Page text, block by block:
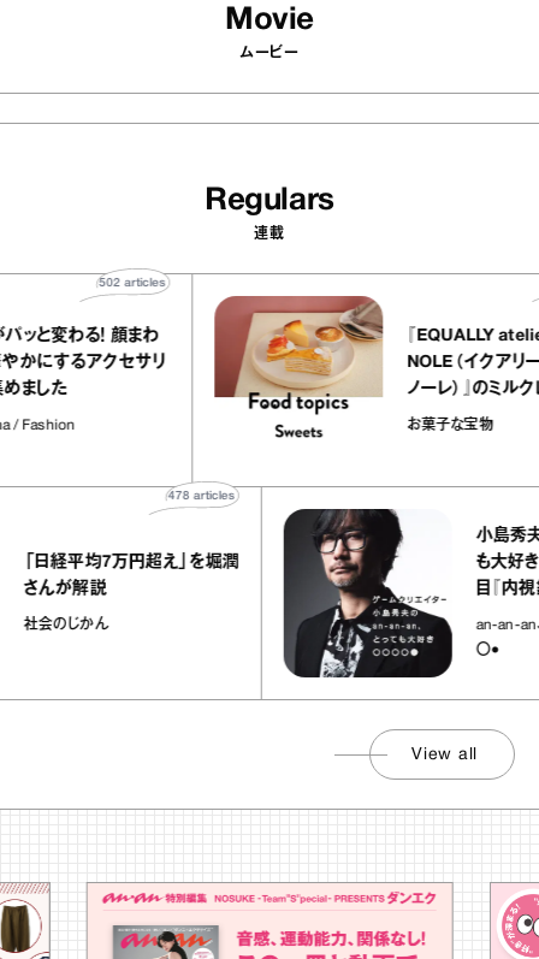
Movie
ムービー
Regulars
連載
印象がパッと変わる！ 顔まわ
りを華やかにするアクセサリ
ーを集めました
Antenna / Fashion
502
『
NOLE（イ
ノーレ）』
ラメルバ
お菓子な宝
経平均7万円超え」を堀潤
が解説
のじかん
articles
小島秀夫の
も大好き
目『内視鏡決
an-an-an、とっ
View all